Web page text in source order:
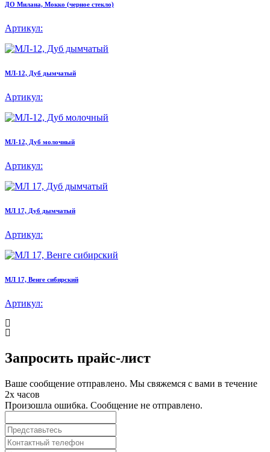
ДО Милана, Мокко (черное стекло)
Артикул:
МЛ-12, Дуб дымчатый
Артикул:
МЛ-12, Дуб молочный
Артикул:
МЛ 17, Дуб дымчатый
Артикул:
МЛ 17, Венге сибирский
Артикул:
Запросить прайс-лист
Ваше сообщение отправлено. Мы свяжемся с вами в течение
2х часов
Произошла ошибка. Сообщение не отправлено.